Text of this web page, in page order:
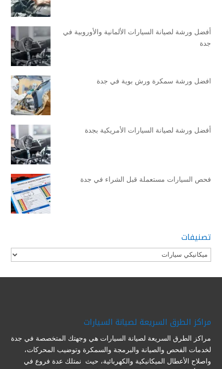
أفضل ورشة لصيانة السيارات الألمانية والأوروبية في
جدة
افضل ورشة سمكرة ورش بوية في جدة
أفضل ورشة لصيانة السيارات الأمريكية بجدة
فحص السيارات مستعملة قبل الشراء في جدة
تصنيفات
تصنيفات
مراكز الطرق السريعة لصيانة السيارات
مراكز الطرق السريعة لصيانة السيارات هي وجهتك المتخصصة في جدة
لخدمات الفحص والصيانة والبرمجة والسمكرة وتوضيب المحركات،
واصلاح الأعطال الميكانيكية والكهربائية، حيث نمتلك عدة فروع في